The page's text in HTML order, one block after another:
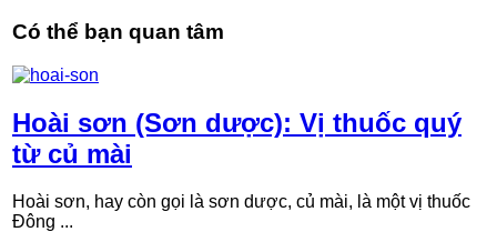
Có thể bạn quan tâm
Hoài sơn (Sơn dược): Vị thuốc quý
từ củ mài
Hoài sơn, hay còn gọi là sơn dược, củ mài, là một vị thuốc
Đông ...